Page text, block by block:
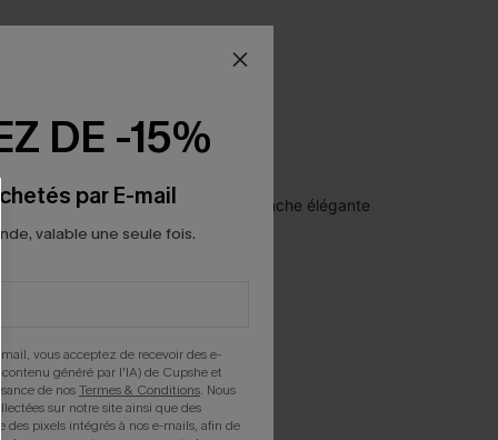
DE -15%
par E-mail
valable une seule fois.
vous acceptez de recevoir des e-
généré par l'IA) de Cupshe et
de nosTermes & Conditions. Nous
sur notre site ainsi que des
des pixels intégrés à nos e-mails, afin de